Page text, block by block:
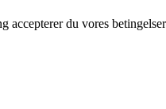
du vores